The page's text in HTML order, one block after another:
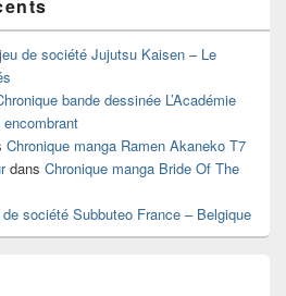
de société Jujutsu Kaisen – Le
bande dessinée L’Académie
Chronique manga Ramen Akaneko T7
dans Chronique manga Bride Of The
société Subbuteo France – Belgique